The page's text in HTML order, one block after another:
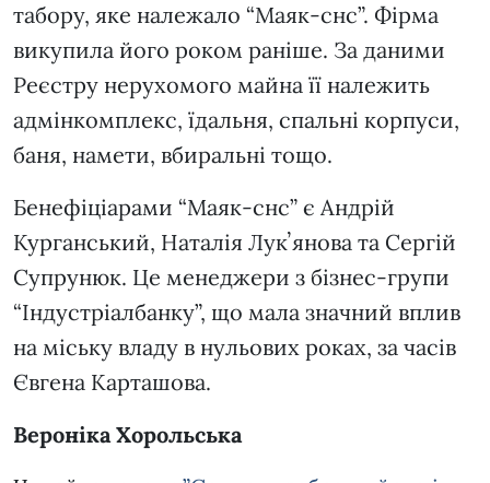
табору, яке належало “Маяк-снс”. Фірма
викупила його роком раніше. За даними
Реєстру нерухомого майна її належить
адмінкомплекс, їдальня, спальні корпуси,
баня, намети, вбиральні тощо.
Бенефіціарами “Маяк-снс” є Андрій
Курганський, Наталія Лукʼянова та Сергій
Супрунюк. Це менеджери з бізнес-групи
“Індустріалбанку”, що мала значний вплив
на міську владу в нульових роках, за часів
Євгена Карташова.
Вероніка Хорольська